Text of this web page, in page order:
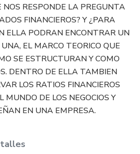
NOS RESPONDE LA PREGUNTA
FINANCIEROS? Y ¿PARA
ELLA PODRAN ENCONTRAR UN
EL MARCO TEORICO QUE
SE ESTRUCTURAN Y COMO
DENTRO DE ELLA TAMBIEN
LOS RATIOS FINANCIEROS
MUNDO DE LOS NEGOCIOS Y
EN UNA EMPRESA.